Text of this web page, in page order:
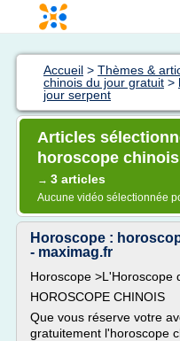
Accueil > Thèmes &
chinois du jour gratuit >
jour serpent
Articles
horoscope
→ 3 articles
Aucune vidéo sélectionnée
Horoscope :
- maximag.fr
Horoscope >L'Horoscope
HOROSCOPE CHINOIS
Que vous réserve votre
gratuitement l'horoscope